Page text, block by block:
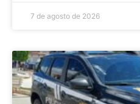
7 de agosto de 2026